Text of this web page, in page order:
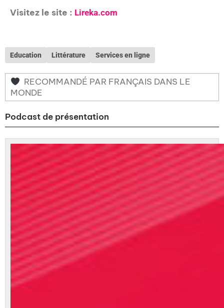
Visitez le site : Lireka.com
Education Littérature Services en ligne
RECOMMANDÉ PAR FRANÇAIS DANS LE
MONDE
Podcast de présentation